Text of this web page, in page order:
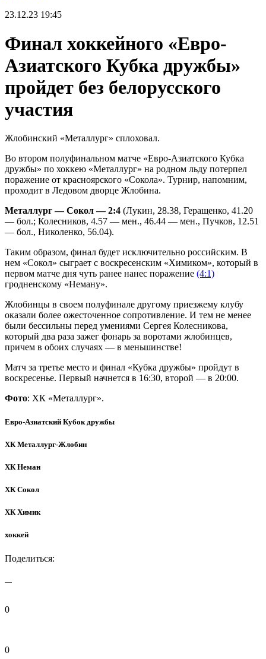
23.12.23 19:45
Финал хоккейного «Евро-
Азиатского Кубка дружбы»
пройдет без белорусского
участия
Жлобинский «Металлург» сплоховал.
Во втором полуфинальном матче «Евро-Азиатского Кубка
дружбы» по хоккею «Металлург» на родном льду потерпел
поражение от красноярского «Сокола». Турнир, напомним,
проходит в Ледовом дворце Жлобина.
Металлург — Сокол — 2:4 (Лукин, 28.38, Геращенко, 41.20
— бол.; Колесников, 4.57 — мен., 46.44 — мен., Пучков, 12.51
— бол., Николенко, 56.04).
Таким образом, финал будет исключительно российским. В
нем «Сокол» сыграет с воскресенским «Химиком», который в
первом матче дня чуть ранее нанес поражение (4:1)
гродненскому «Неману».
Жлобинцы в своем полуфинале другому приезжему клубу
оказали более ожесточенное сопротивление. И тем не менее
были бессильны перед умениями Сергея Колесникова,
который два раза зажег фонарь за воротами жлобинцев,
причем в обоих случаях — в меньшинстве!
Матч за третье место и финал «Кубка дружбы» пройдут в
воскресенье. Первый начнется в 16:30, второй — в 20:00.
Фото: ХК «Металлург».
Евро-Азиатский Кубок дружбы
ХК Металлург-Жлобин
ХК Неман
ХК Сокол
ХК Химик
хоккей
Поделиться:
0
0